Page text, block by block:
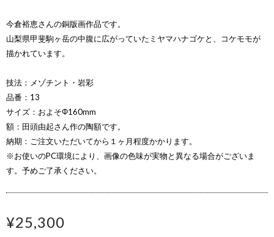
今倉裕恵さんの銅版画作品です。
山梨県甲斐駒ヶ岳の中腹に広がっていたミヤマハナゴケと、コケモモが
描かれています。
技法：メゾチント・岩彩
品番：13
サイズ：およそΦ160mm
額：田頭由起さん作の陶額です。
納期：ご注文いただいてから１ヶ月程度かかります。
※お使いのPC環境により、画像の色味が実物と異なる場合がございま
す。予めご了承ください。
¥25,300